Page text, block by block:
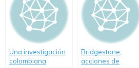
Una investigación
colombiana
Bridgestone,
acciones de